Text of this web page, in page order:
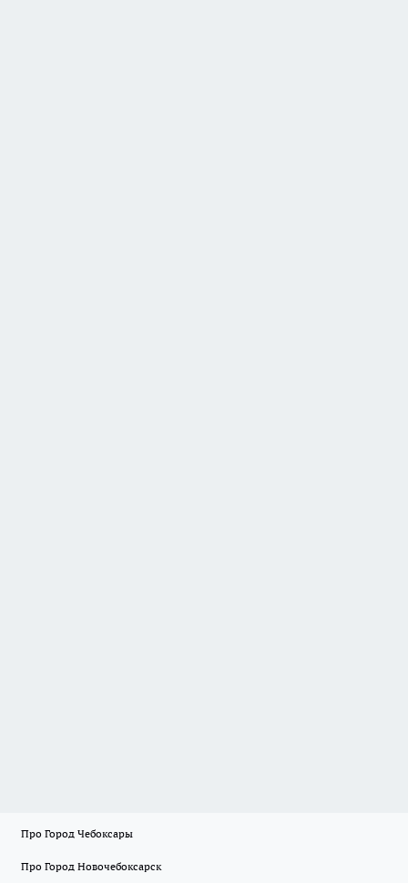
Про Город Чебоксары
Про Город Новочебоксарск